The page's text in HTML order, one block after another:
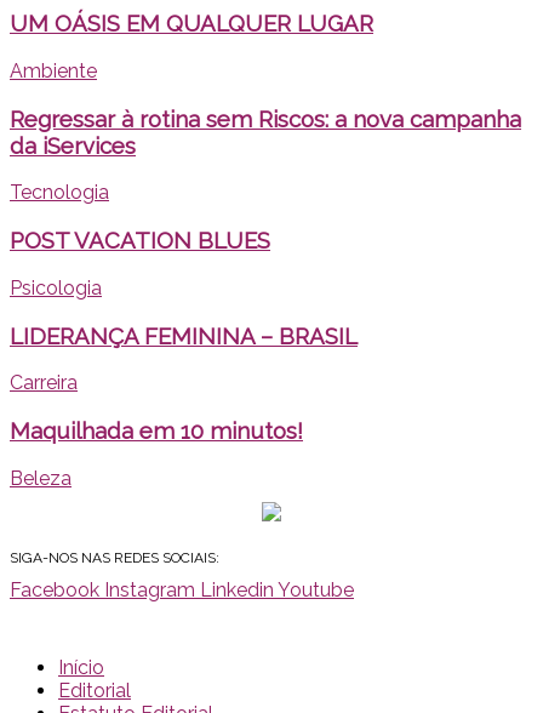
UM OÁSIS EM QUALQUER LUGAR
Ambiente
Regressar à rotina sem Riscos: a nova campanha
da iServices
Tecnologia
POST VACATION BLUES
Psicologia
LIDERANÇA FEMININA – BRASIL
Carreira
Maquilhada em 10 minutos!
Beleza
SIGA-NOS NAS REDES SOCIAIS:
Facebook Instagram Linkedin Youtube
Início
Editorial